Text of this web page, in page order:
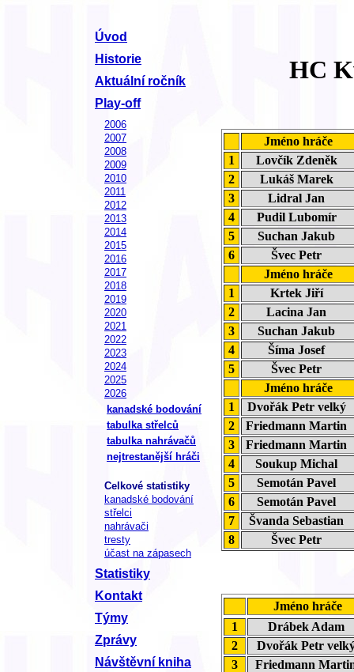
Úvod
Historie
Aktuální ročník
Play-off
2006
2007
2008
2009
2010
2011
2012
2013
2014
2015
2016
2017
2018
2019
2020
2021
2022
2023
2024
2025
2026
kanadské bodování
tabulka střelců
tabulka nahrávačů
nejtrestanější hráči
Celkové statistiky
kanadské bodování
střelci
nahrávači
tresty
účast na zápasech
Statistiky
Kontakt
Týmy
Zprávy
Návštěvní kniha
HC
Jméno hráče
1
Lovčík Zdeněk
2
Lukáš Marek
3
Lidral Jan
4
Pudil Lubomír
5
Suchan Jakub
6
Švec Petr
Jméno hráče
1
Krtek Jiří
2
Lacina Jan
3
Suchan Jakub
4
Šíma Josef
5
Švec Petr
Jméno hráče
1
Dvořák Petr velký
2
Friedmann Martin
3
Friedmann Martin
4
Soukup Michal
5
Semotán Pavel
6
Semotán Pavel
7
Švanda Sebastian
8
Švec Petr
Jméno hráče
1
Drábek Adam
2
Dvořák Petr
3
Friedmann